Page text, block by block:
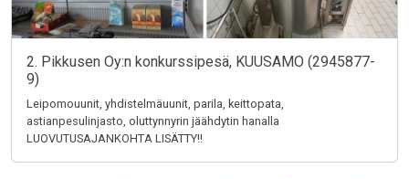
2. Pikkusen Oy:n konkurssipesä, KUUSAMO (2945877-
9)
Leipomouunit, yhdistelmäuunit, parila, keittopata,
astianpesulinjasto, oluttynnyrin jäähdytin hanalla
LUOVUTUSAJANKOHTA LISÄTTY!!